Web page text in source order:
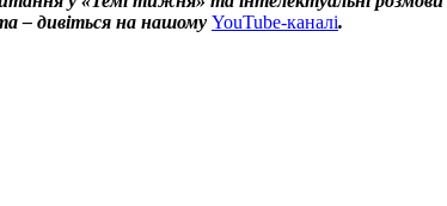
– дивіться на нашому YouTube-каналі.